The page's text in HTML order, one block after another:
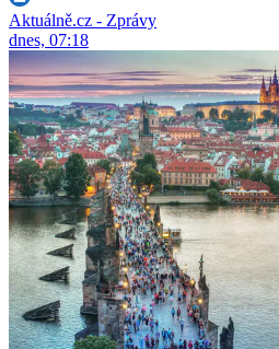
Aktuálně.cz - Zprávy
dnes, 07:18